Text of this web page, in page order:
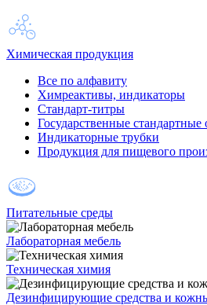
Химическая продукция
Все по алфавиту
Химреактивы, индикаторы
Стандарт-титры
Государственные стандартные
Индикаторные трубки
Продукция для пищевого
Питательные среды
Лабораторная мебель
Техническая химия
Дезинфицирующие средства и